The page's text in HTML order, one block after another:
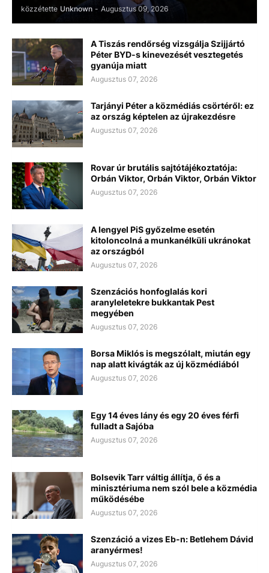
közzétette Unknown - Augusztus 09, 2026
A Tiszás rendőrség vizsgálja Szijjártó
Péter BYD-s kinevezését vesztegetés
gyanúja miatt
Augusztus 07, 2026
Tarjányi Péter a közmédiás csörtéről: ez
az ország képtelen az újrakezdésre
Augusztus 07, 2026
Rovar úr brutális sajtótájékoztatója:
Orbán Viktor, Orbán Viktor, Orbán Viktor
Augusztus 07, 2026
A lengyel PiS győzelme esetén
kitoloncolná a munkanélküli ukránokat
az országból
Augusztus 07, 2026
Szenzációs honfoglalás kori
aranyleletekre bukkantak Pest
megyében
Augusztus 07, 2026
Borsa Miklós is megszólalt, miután egy
nap alatt kivágták az új közmédiából
Augusztus 07, 2026
Egy 14 éves lány és egy 20 éves férfi
fulladt a Sajóba
Augusztus 07, 2026
Bolsevik Tarr váltig állítja, ő és a
minisztériuma nem szól bele a közmédia
működésébe
Augusztus 07, 2026
Szenzáció a vizes Eb-n: Betlehem Dávid
aranyérmes!
Augusztus 07, 2026